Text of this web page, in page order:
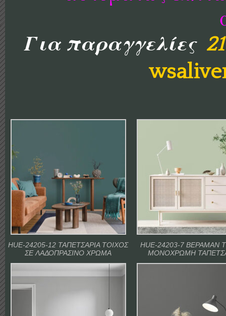
Για παραγγελίες
HUE-24205-12 ΤΑΠΕΤΣΑΡΙΑ ΤΟΙΧΟΣ
ΣΕ ΛΑΔΟΠΡΑΣΙΝΟ ΧΡΩΜΑ
HUE-24203-7 ΒΕΡΑΜΑΝ
ΜΟΝΟΧΡΩΜΗ